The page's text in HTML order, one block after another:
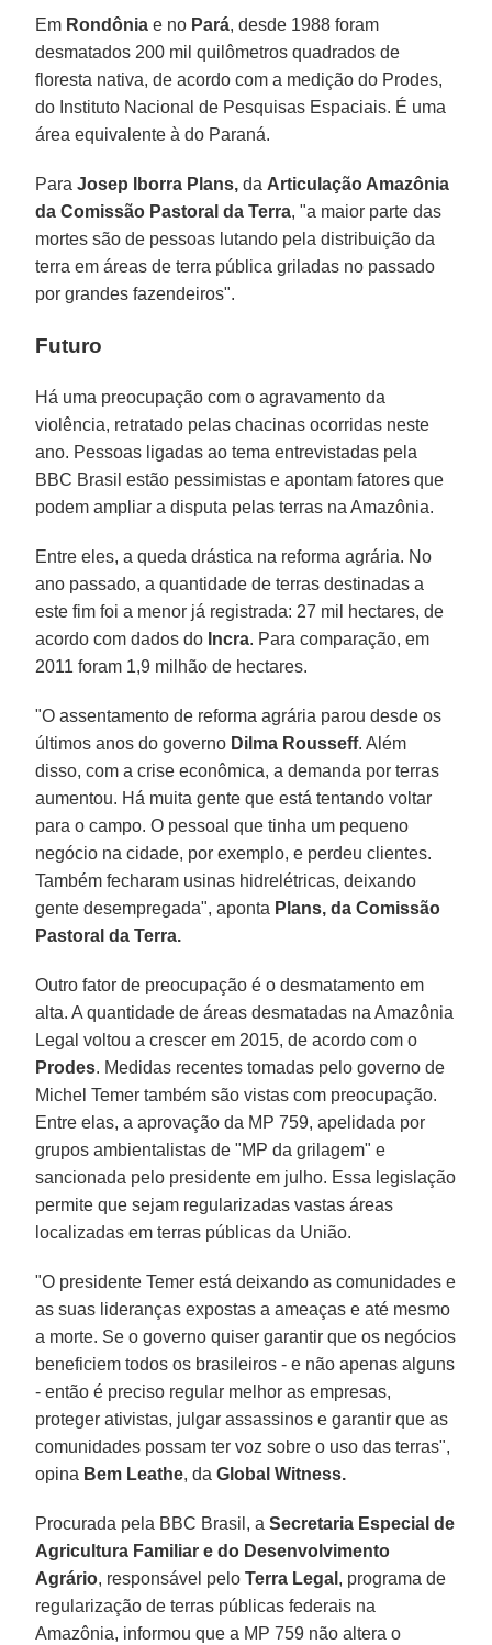
Em Rondônia e no Pará, desde 1988 foram
desmatados 200 mil quilômetros quadrados de
floresta nativa, de acordo com a medição do Prodes,
do Instituto Nacional de Pesquisas Espaciais. É uma
área equivalente à do Paraná.
ParaJosep Iborra Plans, da Articulação Amazônia
da Comissão Pastoral da Terra, "a maior parte das
mortes são de pessoas lutando pela distribuição da
terra em áreas de terra pública griladas no passado
por grandes fazendeiros".
Futuro
Há uma preocupação com o agravamento da
violência, retratado pelas chacinas ocorridas neste
ano. Pessoas ligadas ao tema entrevistadas pela
BBC Brasil estão pessimistas e apontam fatores que
podem ampliar a disputa pelas terras na Amazônia.
Entre eles, a queda drástica na reforma agrária. No
ano passado, a quantidade de terras destinadas a
este fim foi a menor já registrada: 27 mil hectares, de
acordo com dados do Incra. Para comparação, em
2011 foram 1,9 milhão de hectares.
"O assentamento de reforma agrária parou desde os
últimos anos do governo Dilma Rousseff. Além
disso, com a crise econômica, a demanda por terras
aumentou. Há muita gente que está tentando voltar
para o campo. O pessoal que tinha um pequeno
negócio na cidade, por exemplo, e perdeu clientes.
Também fecharam usinas hidrelétricas, deixando
gente desempregada", aponta Plans, da Comissão
Pastoral da Terra.
Outro fator de preocupação é o desmatamento em
alta. A quantidade de áreas desmatadas na Amazônia
Legal voltou a crescer em 2015, de acordo com o
Prodes. Medidas recentes tomadas pelo governo de
Michel Temer também são vistas com preocupação.
Entre elas, a aprovação da MP 759, apelidada por
grupos ambientalistas de "MP da grilagem" e
sancionada pelo presidente em julho. Essa legislação
permite que sejam regularizadas vastas áreas
localizadas em terras públicas da União.
"O presidente Temer está deixando as comunidades e
as suas lideranças expostas a ameaças e até mesmo
a morte. Se o governo quiser garantir que os negócios
beneficiem todos os brasileiros - e não apenas alguns
- então é preciso regular melhor as empresas,
proteger ativistas, julgar assassinos e garantir que as
comunidades possam ter voz sobre o uso das terras",
opina Bem Leathe, da Global Witness.
Procurada pela BBC Brasil, aSecretaria Especial de
Agricultura Familiar e do Desenvolvimento
Agrário, responsável peloTerra Legal , programa de
regularização de terras públicas federais na
Amazônia, informou que a MP 759 não altera o